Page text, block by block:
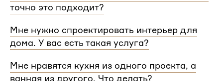
каждого этажа.
точно это подходит?
и учитываем все детали. Любой стиль интерьера
на нашем сайте может быть адаптирован для
количеством комнат
Мне нужно спроектировать интерьер для
дома. У вас есть такая услуга?
квартир, но и для домов. Стоимость также не
зависит от площади. Однако если у вас в доме
Мне нравятся кухня из одного проекта, а
ванная из другого. Что делать?